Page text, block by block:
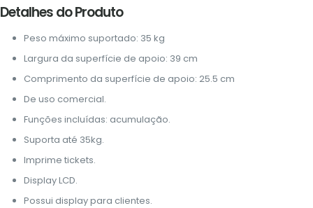
Detalhes do Produto
Peso máximo suportado: 35 kg
Largura da superfície de apoio: 39 cm
Comprimento da superfície de apoio: 25.5 cm
De uso comercial.
Funções incluídas: acumulação.
Suporta até 35kg.
Imprime tickets.
Display LCD.
Possui display para clientes.